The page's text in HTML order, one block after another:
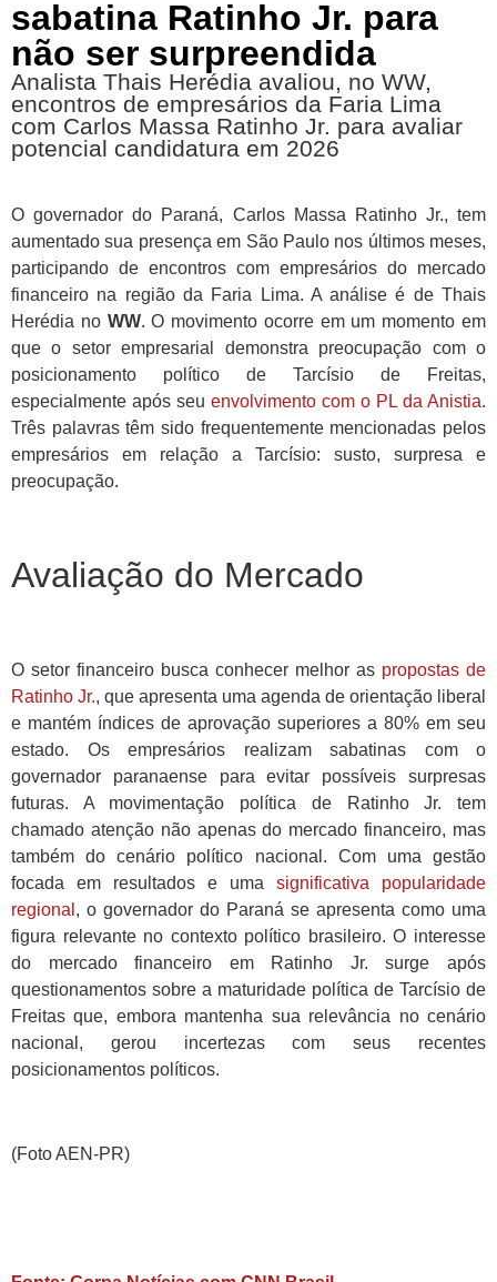
sabatina Ratinho Jr. para
não ser surpreendida
Analista Thais Herédia avaliou, no WW,
encontros de empresários da Faria Lima
com Carlos Massa Ratinho Jr. para avaliar
potencial candidatura em 2026
O governador do Paraná, Carlos Massa Ratinho Jr., tem
aumentado sua presença em São Paulo nos últimos meses,
participando de encontros com empresários do mercado
financeiro na região da Faria Lima. A análise é de Thais
Herédia no WW. O movimento ocorre em um momento em
que o setor empresarial demonstra preocupação com o
posicionamento político de Tarcísio de Freitas,
especialmente após seu envolvimento com o PL da Anistia.
Três palavras têm sido frequentemente mencionadas pelos
empresários em relação a Tarcísio: susto, surpresa e
preocupação.
Avaliação do Mercado
O setor financeiro busca conhecer melhor as propostas de
Ratinho Jr., que apresenta uma agenda de orientação liberal
e mantém índices de aprovação superiores a 80% em seu
estado. Os empresários realizam sabatinas com o
governador paranaense para evitar possíveis surpresas
futuras. A movimentação política de Ratinho Jr. tem
chamado atenção não apenas do mercado financeiro, mas
também do cenário político nacional. Com uma gestão
focada em resultados e uma significativa popularidade
regional , o governador do Paraná se apresenta como uma
figura relevante no contexto político brasileiro. O interesse
do mercado financeiro em Ratinho Jr. surge após
questionamentos sobre a maturidade política de Tarcísio de
Freitas que, embora mantenha sua relevância no cenário
nacional, gerou incertezas com seus recentes
posicionamentos políticos.
(Foto AEN-PR)